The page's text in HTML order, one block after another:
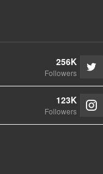
256K
Followers
123K
Followers